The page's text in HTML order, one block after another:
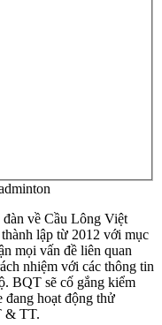
về Cầu Lông Việt
lập từ 2012 với mục
mọi vấn đề liên quan
nhiệm với các thông tin
BQT sẽ cố gắng kiểm
đang hoạt động thử
& TT.